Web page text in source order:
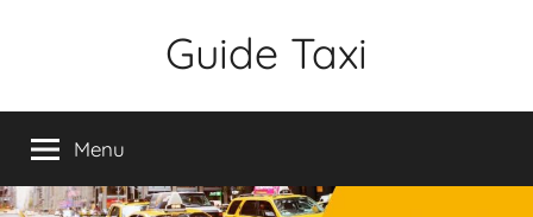
Guide Taxi
Menu